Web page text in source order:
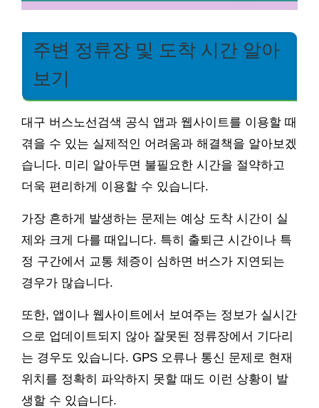
주변 정류장 및 도착 시간 알아
보기
대구 버스노선검색 공식 앱과 웹사이트를 이용할 때
겪을 수 있는 실제적인 어려움과 해결책을 알아보겠
습니다. 미리 알아두면 불필요한 시간을 절약하고
더욱 편리하게 이용할 수 있습니다.
가장 흔하게 발생하는 문제는 예상 도착 시간이 실
제와 크게 다를 때입니다. 특히 출퇴근 시간이나 특
정 구간에서 교통 체증이 심하면 버스가 지연되는
경우가 많습니다.
또한, 앱이나 웹사이트에서 보여주는 정보가 실시간
으로 업데이트되지 않아 잘못된 정류장에서 기다리
는 경우도 있습니다. GPS 오류나 통신 문제로 현재
위치를 정확히 파악하지 못할 때도 이런 상황이 발
생할 수 있습니다.